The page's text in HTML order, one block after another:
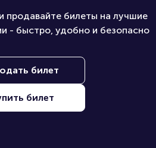
продавайте билеты на лучшие
- быстро, удобно и безопасно
билет
билет